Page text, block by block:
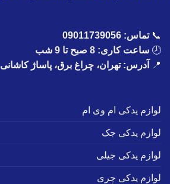
📞تماس: 09011739056
🕗 ساعت کاری: 8 صبح تا 9 شب
📍
آدرس: تهران، چراغ برق، پاساژ کاشانی
لوازم یدکی ام وی ام
لوازم یدکی جک
لوازم یدکی جیلی
لوازم یدکی چری